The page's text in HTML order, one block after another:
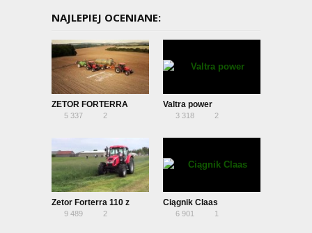
NAJLEPIEJ OCENIANE:
ZETOR FORTERRA
5 337 2
Valtra power
3 318 2
Zetor Forterra 110 z
kosiarką POTTINGER
9 489 2
Ciągnik Claas
6 901 1